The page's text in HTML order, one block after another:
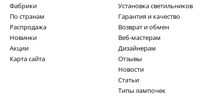
Фабрики
По странам
Распродажа
Новинки
Акции
Карта сайта
Установка светильников
Гарантия и качество
Возврат и обмен
Веб-мастерам
Дизайнерам
Отзывы
Новости
Статьи
Типы лампочек